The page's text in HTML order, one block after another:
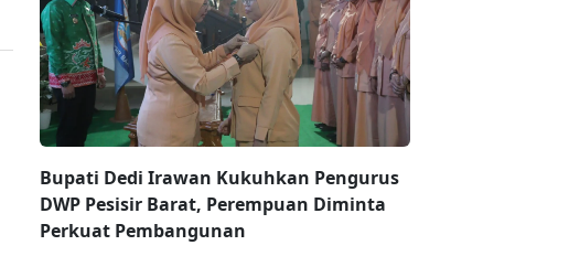
Bupati Dedi Irawan Kukuhkan Pengurus
DWP Pesisir Barat, Perempuan Diminta
Perkuat Pembangunan